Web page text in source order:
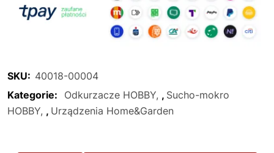
SKU: 40018-00004
Kategorie:
Odkurzacze HOBBY , Sucho-mokro
HOBBY , Urządzenia Home&Garden